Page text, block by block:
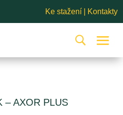
Ke stažení Kontakty
– AXOR PLUS